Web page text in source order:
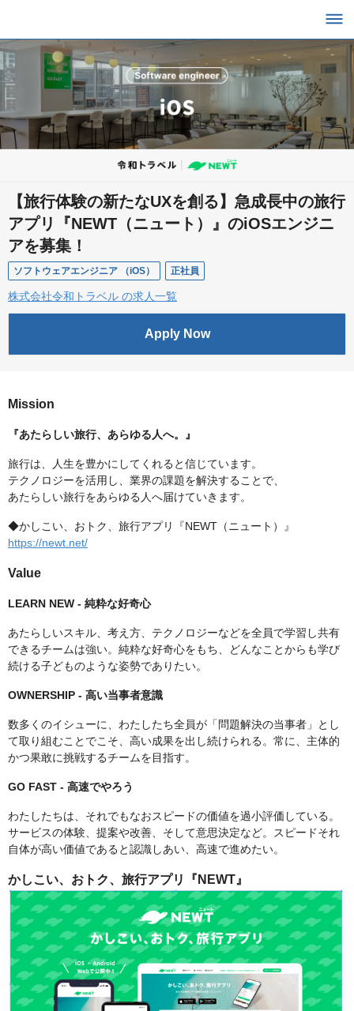
【旅行体験の新たなUXを創る】急成長中の旅行
アプリ『NEWT（ニュート）』のiOSエンジニ
アを募集！
ソフトウェアエンジニア （iOS） 正社員
株式会社令和トラベル の求人一覧
Apply Now
Mission
『あたらしい旅行、あらゆる人へ。』
旅行は、人生を豊かにしてくれると信じています。
テクノロジーを活用し、業界の課題を解決することで、
あたらしい旅行をあらゆる人へ届けていきます。
◆かしこい、おトク、旅行アプリ『NEWT（ニュート）』
https://newt.net/
Value
LEARN NEW - 純粋な好奇心
あたらしいスキル、考え方、テクノロジーなどを全員で学習し共有
できるチームは強い。純粋な好奇心をもち、どんなことからも学び
続ける子どものような姿勢でありたい。
OWNERSHIP - 高い当事者意識
数多くのイシューに、わたしたち全員が「問題解決の当事者」とし
て取り組むことでこそ、高い成果を出し続けられる。常に、主体的
かつ果敢に挑戦するチームを目指す。
GO FAST - 高速でやろう
わたしたちは、それでもなおスピードの価値を過小評価している。
サービスの体験、提案や改善、そして意思決定など。スピードそれ
自体が高い価値であると認識しあい、高速で進めたい。
かしこい、おトク、旅行アプリ『NEWT』